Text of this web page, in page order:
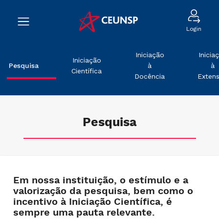
Login
Pesquisa
Iniciação
Científica
Iniciação
à
Docência
à
Pesquisa
Em nossa instituição, o estímulo e a
valorização da pesquisa, bem como o
incentivo à Iniciação Científica, é
sempre uma pauta relevante.